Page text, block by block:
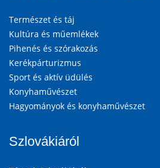
Természet és táj
Kultúra és műemlékek
Pihenés és szórakozás
Kerékpárturizmus
Sport és aktív üdülés
Konyhaművészet
Hagyományok és konyhaművészet
Szlovákiáról